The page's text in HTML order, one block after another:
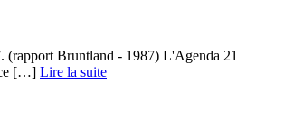
. (rapport Bruntland - 1987) L'Agenda 21
[…] Lire la suite